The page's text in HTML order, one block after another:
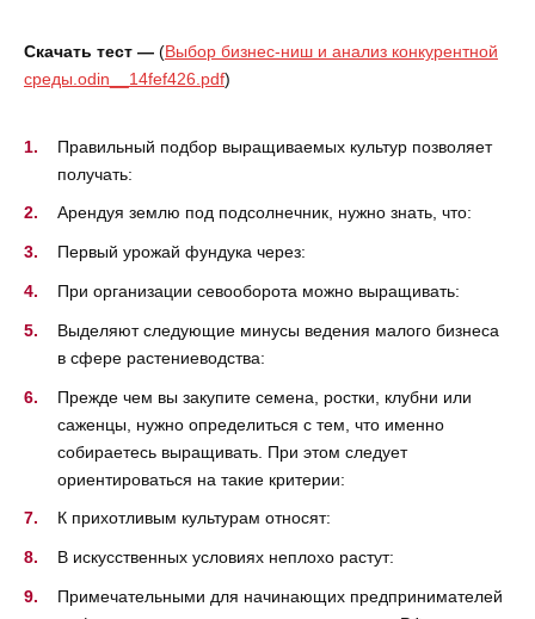
Скачать тест — (Выбор бизнес-ниш и анализ конкурентной
среды.odin__14fef426.pdf)
Правильный подбор выращиваемых культур позволяет
получать:
Арендуя землю под подсолнечник, нужно знать, что:
Первый урожай фундука через:
При организации севооборота можно выращивать:
Выделяют следующие минусы ведения малого бизнеса
в сфере растениеводства:
Прежде чем вы закупите семена, ростки, клубни или
саженцы, нужно определиться с тем, что именно
собираетесь выращивать. При этом следует
ориентироваться на такие критерии:
К прихотливым культурам относят:
В искусственных условиях неплохо растут:
Примечательными для начинающих предпринимателей